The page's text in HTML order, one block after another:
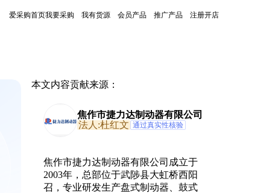
爱采购首页我要采购 我有货源 会员产品 推广产品 注册开店
本文内容贡献来源：
焦作市捷力达制动器有限公司
法人:杜红文 通过真实性核验
焦作市捷力达制动器有限公司成立于
2003年，总部位于武陟县大虹桥西阳
召，专业研发生产盘式制动器、鼓式